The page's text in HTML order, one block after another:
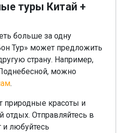
туры Китай +
больше за одну
Тур» может предложить
страну. Например,
можно
.
природные красоты и
Отправляйтесь в
и любуйтесь